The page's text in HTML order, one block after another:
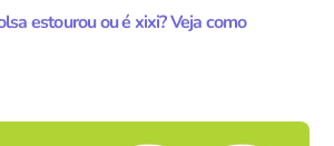
estourou ou é xixi? Veja como